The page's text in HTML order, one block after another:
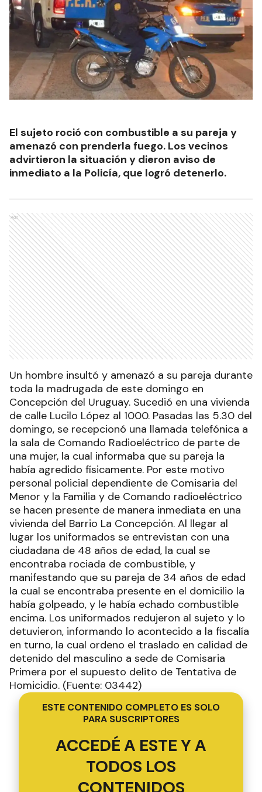
El sujeto roció con combustible a su pareja y
amenazó con prenderla fuego. Los vecinos
advirtieron la situación y dieron aviso de
inmediato a la Policía, que logró detenerlo.
Ads
Un hombre insultó y amenazó a su pareja durante
toda la madrugada de este domingo en
Concepción del Uruguay. Sucedió en una vivienda
de calle Lucilo López al 1000. Pasadas las 5.30 del
domingo, se recepcionó una llamada telefónica a
la sala de Comando Radioeléctrico de parte de
una mujer, la cual informaba que su pareja la
había agredido físicamente. Por este motivo
personal policial dependiente de Comisaria del
Menor y la Familia y de Comando radioeléctrico
se hacen presente de manera inmediata en una
vivienda del Barrio La Concepción. Al llegar al
lugar los uniformados se entrevistan con una
ciudadana de 48 años de edad, la cual se
encontraba rociada de combustible, y
manifestando que su pareja de 34 años de edad
la cual se encontraba presente en el domicilio la
había golpeado, y le había echado combustible
encima. Los uniformados redujeron al sujeto y lo
detuvieron, informando lo acontecido a la fiscalía
en turno, la cual ordeno el traslado en calidad de
detenido del masculino a sede de Comisaria
Primera por el supuesto delito de Tentativa de
Homicidio. (Fuente: 03442)
ESTE CONTENIDO COMPLETO ES SOLO
PARA SUSCRIPTORES
ACCEDÉ A ESTE Y A
TODOS LOS
CONTENIDOS